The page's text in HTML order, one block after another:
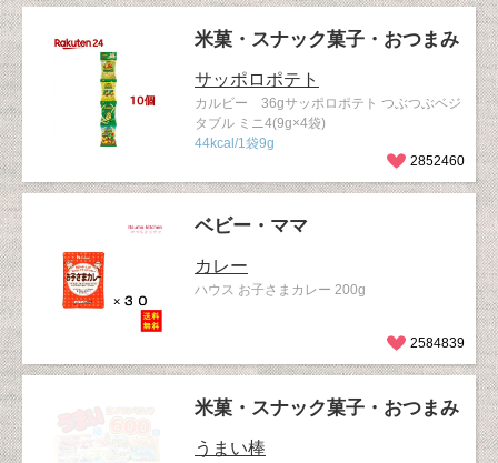
米菓・スナック菓子・おつまみ
サッポロポテト
カルビー 36gサッポロポテト つぶつぶベジ
タブル ミニ4(9g×4袋)
44kcal/1袋9g
2852460
ベビー・ママ
カレー
ハウス お子さまカレー 200g
2584839
米菓・スナック菓子・おつまみ
うまい棒